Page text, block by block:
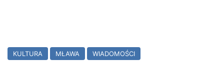
KULTURA MŁAWA WIADOMOŚCI